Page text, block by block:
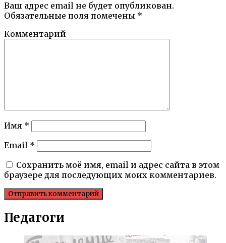
Ваш адрес email не будет опубликован.
Обязательные поля помечены *
Комментарий
Имя *
Email *
Сохранить моё имя, email и адрес сайта в этом
браузере для последующих моих комментариев.
Педагоги